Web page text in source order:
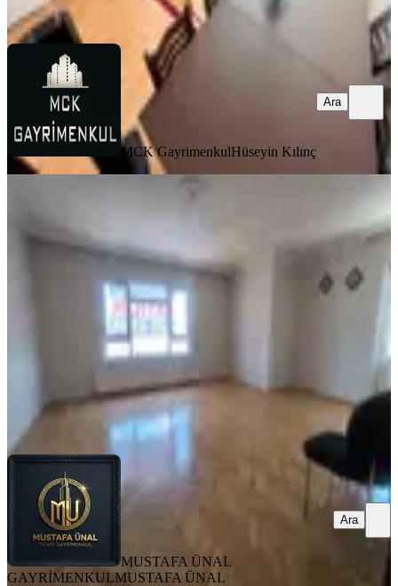
Ara
MCK GayrimenkulHüseyin Kılınç
Ara
Keçiören Osmangazi'de Cadde Üzeri
Keçiören, Osmangazi Mahallesi
4+1·170 m²·
4.290.000 ₺
MUSTAFA ÜNAL GAYRİMENKUL MUSTAFA ÜNAL
Ara
MUSTAFA ÜNAL
GAYRİMENKULMUSTAFA ÜNAL
Ara